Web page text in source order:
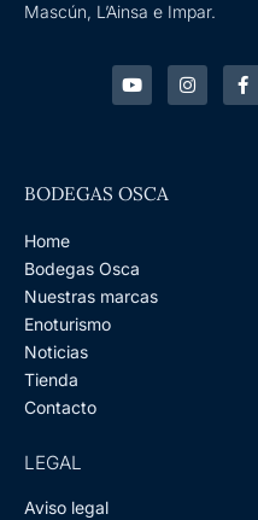
Mascún, L’Ainsa e Impar.
Y
o
u
e
I
n
s
F
a
c
BODEGAS OSCA
Home
Bodegas Osca
Nuestras marcas
Enoturismo
Noticias
Tienda
Contacto
LEGAL
Aviso legal